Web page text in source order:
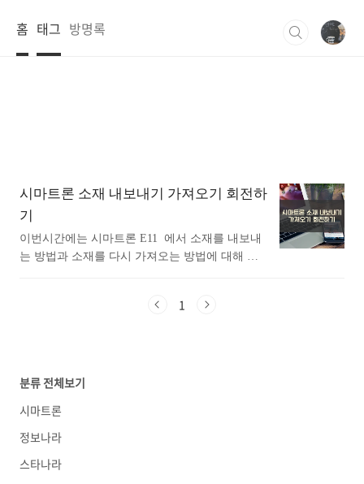
홈 태그 방명록
시마트론 소재 내보내기 가져오기 회전하
기
이번시간에는 시마트론 E11 에서 소재를 내보내
는 방법과 소재를 다시 가져오는 방법에 대해 알
야 될때가 있습니다. 회전할때 마다 소재도 회전
출력하는 방법이 궁금하시다면 시마트론 시트지
보내기 방법 NC 데이타를 하나 가져옵니다. 저
는 슬라이드를 하나 가져왔습니다.남은소재를 클
은 소재를 계산합니다. 색상을 잘보이도록 노란
1
분류 전체보기
시마트론
정보나라
스타나라